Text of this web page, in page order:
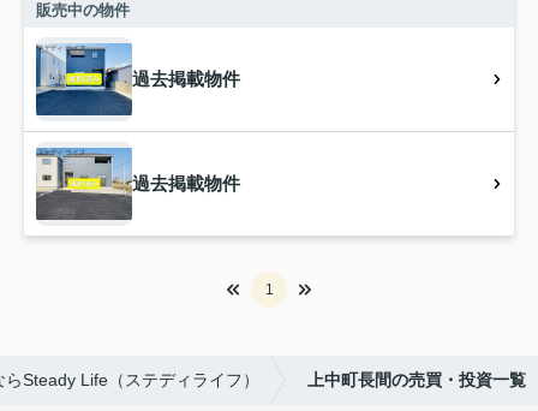
販売中の物件
過去掲載物件
過去掲載物件
1
Steady Life（ステディライフ） 上中町長間の売買・投資一覧